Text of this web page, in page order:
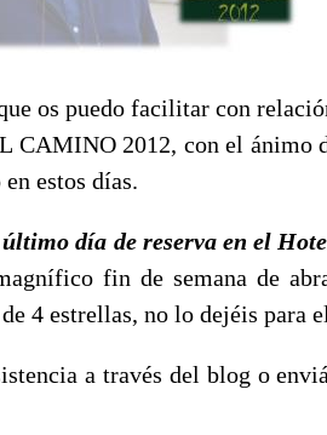
os puedo facilitar con
CAMINO 2012, con el ánimo
estos días.
último día de reserva en el
fin de semana de
4 estrellas, no lo dejéis para
a través del blog o